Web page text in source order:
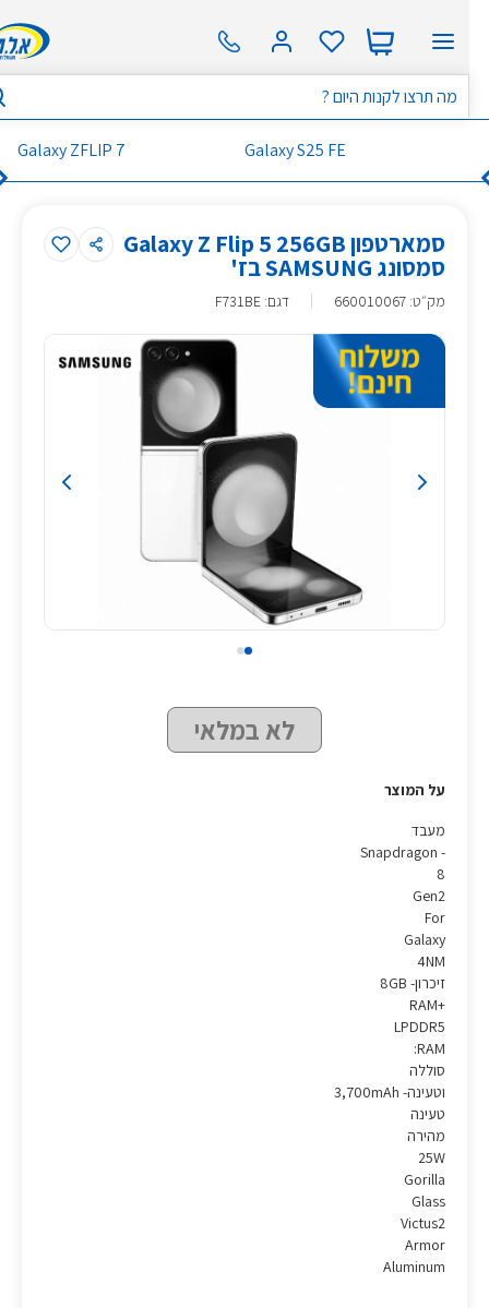
Galaxy S25 FE
Galaxy ZFLIP 7
סמארטפון Galaxy Z Flip 5 256GB
סמסונג SAMSUNG בז'
מק״ט:
660010067 דגם: F731BE
לא במלאי
על המוצר
מעבד
- Snapdragon
Gen2
For
Galaxy
4NM
זיכרון- 8GB
RAM+
LPDDR5
:RAM
סוללה
וטעינה- 3,700mAh
טעינה
מהירה
25W
Gorilla
Glass
Victus2
Armor
Aluminum